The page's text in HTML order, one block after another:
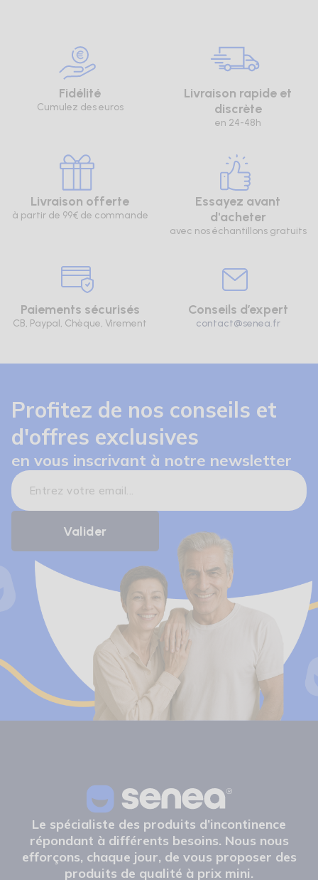
Fidélité
Cumulez des euros
Livraison rapide et
discrète
en 24-48h
Livraison offerte
à partir de 99€ de commande
Essayez avant
d'acheter
avec nos échantillons gratuits
Paiements sécurisés
CB, Paypal, Chèque, Virement
Conseils d’expert
contact@senea.fr
Profitez de nos conseils et
d'offres exclusives
en vous inscrivant à notre newsletter
Le spécialiste des produits d’incontinence
répondant à différents besoins. Nous nous
efforçons, chaque jour, de vous proposer des
produits de qualité à prix mini.